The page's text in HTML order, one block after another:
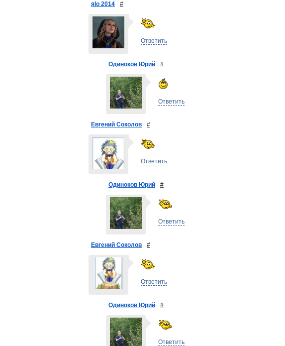
яlo 2014 #
Ответить
Одиноков Юрий #
Ответить
Евгений Соколов #
Ответить
Одиноков Юрий #
Ответить
Евгений Соколов #
Ответить
Одиноков Юрий #
Ответить